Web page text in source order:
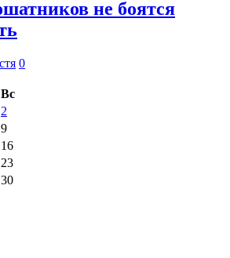
не боятся
0
Вс
2
9
16
23
30